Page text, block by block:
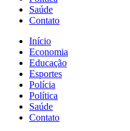
Saúde
Contato
Início
Economia
Educação
Esportes
Polícia
Política
Saúde
Contato